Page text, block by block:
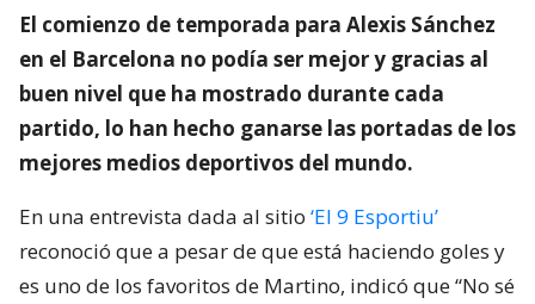
El comienzo de temporada para Alexis Sánchez
en el Barcelona no podía ser mejor y gracias al
buen nivel que ha mostrado durante cada
partido, lo han hecho ganarse las portadas de los
mejores medios deportivos del mundo.
En una entrevista dada al sitio ‘El 9 Esportiu’
reconoció que a pesar de que está haciendo goles y
es uno de los favoritos de Martino, indicó que “No sé